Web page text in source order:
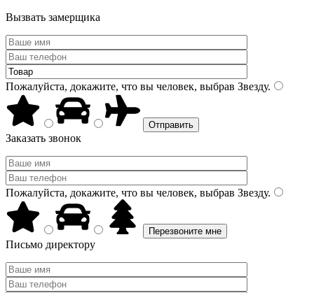
Вызвать замерщика
Пожалуйста, докажите, что вы человек, выбрав Звезду.
Заказать звонок
Пожалуйста, докажите, что вы человек, выбрав Звезду.
Письмо директору